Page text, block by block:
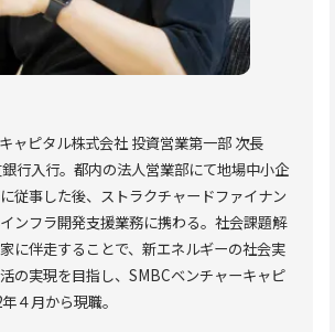
ャピタル株式会社 投資営業第一部 次長
行入行。都内の法人営業部にて地場中小企
従事した後、ストラクチャードファイナン
ンフラ開発支援業務に携わる。社会課題解
に伴走することで、新エネルギーの社会実
の実現を目指し、SMBCベンチャーキャピ
４月から現職。